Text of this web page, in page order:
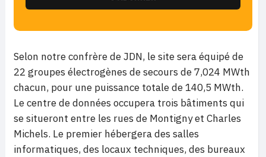
Selon notre confrère de JDN, le site sera équipé de
22 groupes électrogènes de secours de 7,024 MWth
chacun, pour une puissance totale de 140,5 MWth.
Le centre de données occupera trois bâtiments qui
se situeront entre les rues de Montigny et Charles
Michels. Le premier hébergera des salles
informatiques, des locaux techniques, des bureaux